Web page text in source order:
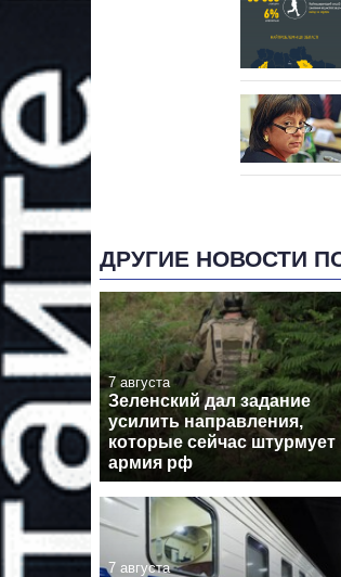
ДРУГИЕ НОВОСТИ
7 августа
Зеленский дал задание
усилить направления,
которые сейчас штурмует
армия рф
7 августа